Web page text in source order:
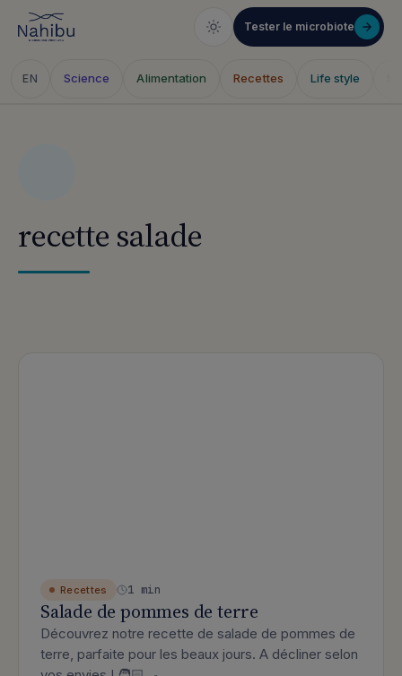
Tester le microbiote
EN Science Alimentation Recettes Life style
recette salade
Recettes 1 min
Salade de pommes de terre
Découvrez notre recette de salade de pommes de
terre, parfaite pour les beaux jours. A décliner selon